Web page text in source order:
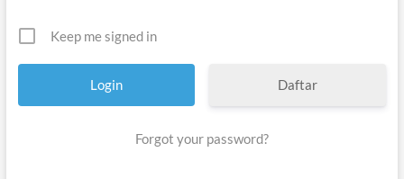
Keep me signed in
Daftar
Forgot your password?